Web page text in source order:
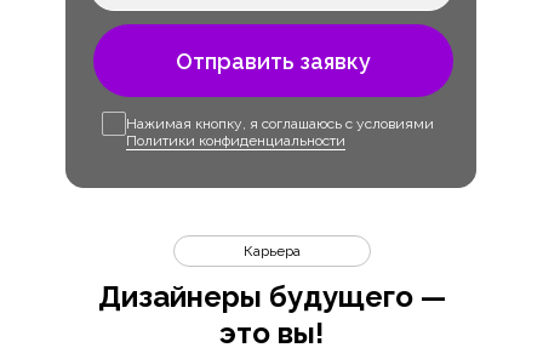
Отправить заявку
Нажимая кнопку, я соглашаюсь с условиями
Политики конфиденциальности
Дизайнеры будущего —
это вы!
Карьера